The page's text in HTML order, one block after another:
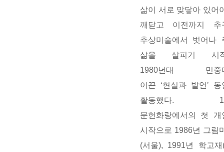
삶이 서로 맞닿아 있어
깨닫고 이전까지 추
추상미술에서 벗어나
삶을 살피기 시작
1980년대 민중
이끈 ‘현실과 발언’ 동
활동했다.
문헌화랑에서의 첫 개
시작으로 1986년 그림
(서울), 1991년 학고재